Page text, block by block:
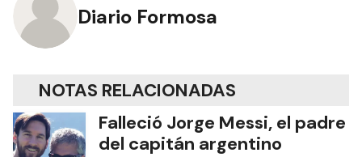
Diario Formosa
NOTAS RELACIONADAS
Falleció Jorge Messi, el padre
del capitán argentino